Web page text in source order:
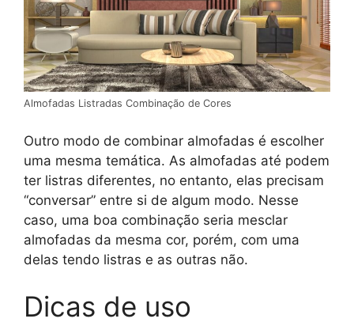
Almofadas Listradas Combinação de Cores
Outro modo de combinar almofadas é escolher
uma mesma temática. As almofadas até podem
ter listras diferentes, no entanto, elas precisam
“conversar” entre si de algum modo. Nesse
caso, uma boa combinação seria mesclar
almofadas da mesma cor, porém, com uma
delas tendo listras e as outras não.
Dicas de uso